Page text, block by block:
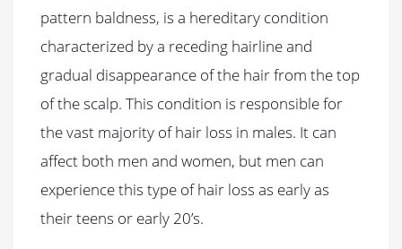
pattern baldness, is a hereditary condition
characterized by a receding hairline and
gradual disappearance of the hair from the top
of the scalp. This condition is responsible for
the vast majority of hair loss in males. It can
affect both men and women, but men can
experience this type of hair loss as early as
their teens or early 20’s.